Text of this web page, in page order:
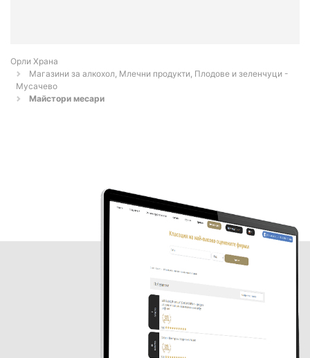
Орли Храна
Магазини за алкохол, Млечни продукти, Плодове и зеленчуци -
Мусачево
Майстори месари